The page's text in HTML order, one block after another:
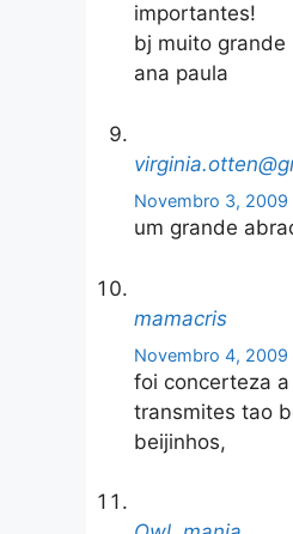
importantes!
bj muito grande
ana paula
Novembro 3, 2009
um grande
mamacris
Novembro 4, 2009
foi concerteza
transmites tao
beijinhos,